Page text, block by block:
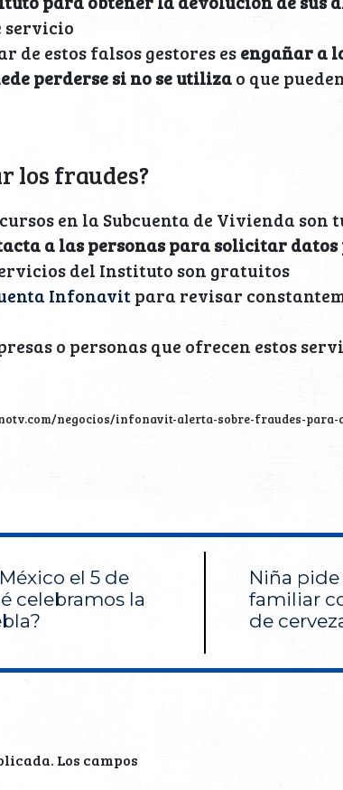
servicio
de estos falsos gestores esengañar a
perderse si no se utilizao que
los fraudes?
en la Subcuenta de Vivienda son
a las personas para solicitar datos
del Instituto son gratuitos
Infonavitpara revisar
o personas que ofrecen estos
negocios/infonavit-alerta-sobre-fraudes-
el 5 de
celebramos la
Niña
familiar
de
Los campos